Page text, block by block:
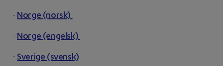
-Norge(norsk)
-Norge(engelsk)
-Sverige(svensk)